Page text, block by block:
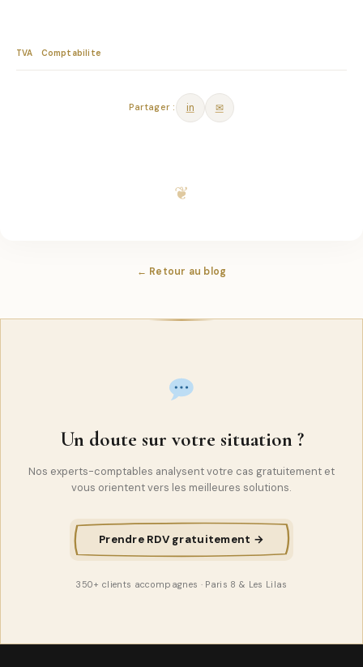
TVA Comptabilite
Partager : in ✉
← Retour au blog
Un doute sur votre situation ?
Nos experts-comptables analysent votre cas gratuitement et
vous orientent vers les meilleures solutions.
Prendre RDV gratuitement →
350+ clients accompagnes · Paris 8 & Les Lilas